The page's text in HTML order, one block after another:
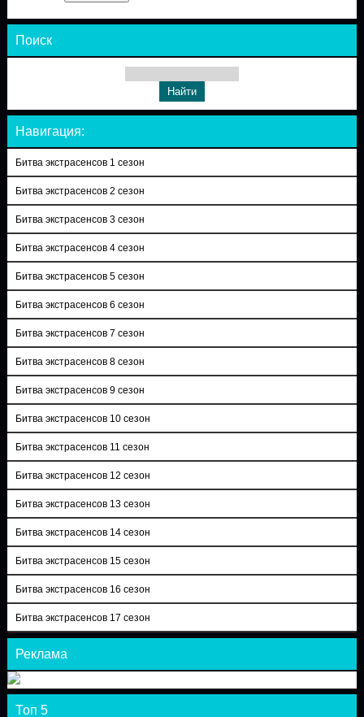
Поиск
Навигация:
Битва экстрасенсов 1 сезон
Битва экстрасенсов 2 сезон
Битва экстрасенсов 3 сезон
Битва экстрасенсов 4 сезон
Битва экстрасенсов 5 сезон
Битва экстрасенсов 6 сезон
Битва экстрасенсов 7 сезон
Битва экстрасенсов 8 сезон
Битва экстрасенсов 9 сезон
Битва экстрасенсов 10 сезон
Битва экстрасенсов 11 сезон
Битва экстрасенсов 12 сезон
Битва экстрасенсов 13 сезон
Битва экстрасенсов 14 сезон
Битва экстрасенсов 15 сезон
Битва экстрасенсов 16 сезон
Битва экстрасенсов 17 сезон
Реклама
Топ 5